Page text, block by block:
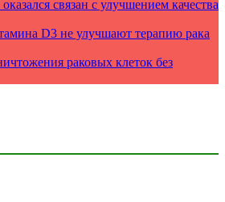
связан с улучшением качества
D3 не улучшают терапию рака
раковых клеток без